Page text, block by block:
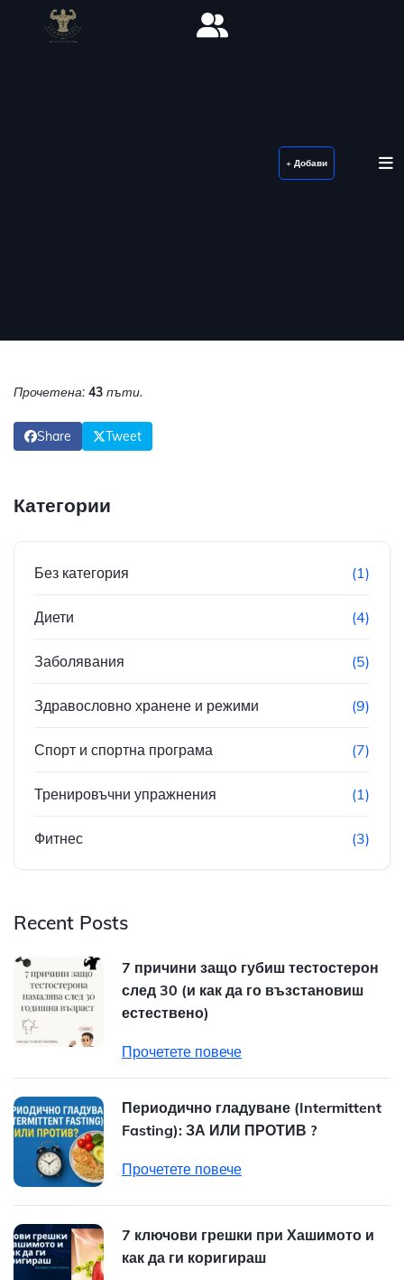
+ Добави
Прочетена: 43 пъти.
Share Tweet
Категории
Без категория (1)
Диети (4)
Заболявания (5)
Здравословно хранене и режими (9)
Спорт и спортна програма (7)
Тренировъчни упражнения (1)
Фитнес (3)
Recent Posts
7 причини защо губиш тестостерон
след 30 (и как да го възстановиш
естествено)
Прочетете повече
Периодично гладуване (Intermittent
Fasting): ЗА ИЛИ ПРОТИВ ?
Прочетете повече
7 ключови грешки при Хашимото и
как да ги коригираш